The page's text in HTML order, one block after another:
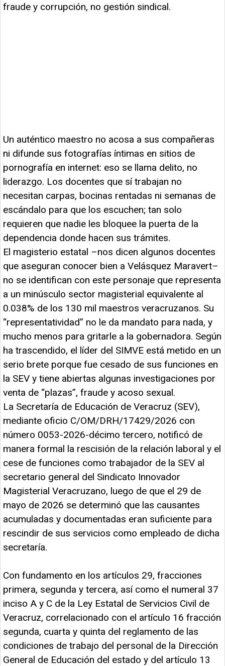
fraude y corrupción, no gestión sindical.
Un auténtico maestro no acosa a sus compañeras
ni difunde sus fotografías íntimas en sitios de
pornografía en internet: eso se llama delito, no
liderazgo. Los docentes que sí trabajan no
necesitan carpas, bocinas rentadas ni semanas de
escándalo para que los escuchen; tan solo
requieren que nadie les bloquee la puerta de la
dependencia donde hacen sus trámites.
El magisterio estatal –nos dicen algunos docentes
que aseguran conocer bien a Velásquez Maravert–
no se identifican con este personaje que representa
a un minúsculo sector magisterial equivalente al
0.038% de los 130 mil maestros veracruzanos. Su
“representatividad” no le da mandato para nada, y
mucho menos para gritarle a la gobernadora. Según
ha trascendido, el líder del SIMVE está metido en un
serio brete porque fue cesado de sus funciones en
la SEV y tiene abiertas algunas investigaciones por
venta de “plazas”, fraude y acoso sexual.
La Secretaría de Educación de Veracruz (SEV),
mediante oficio C/OM/DRH/17429/2026 con
número 0053-2026-décimo tercero, notificó de
manera formal la rescisión de la relación laboral y el
cese de funciones como trabajador de la SEV al
secretario general del Sindicato Innovador
Magisterial Veracruzano, luego de que el 29 de
mayo de 2026 se determinó que las causantes
acumuladas y documentadas eran suficiente para
rescindir de sus servicios como empleado de dicha
secretaría.
Con fundamento en los artículos 29, fracciones
primera, segunda y tercera, así como el numeral 37
inciso A y C de la Ley Estatal de Servicios Civil de
Veracruz, correlacionado con el artículo 16 fracción
segunda, cuarta y quinta del reglamento de las
condiciones de trabajo del personal de la Dirección
General de Educación del estado y del artículo 13